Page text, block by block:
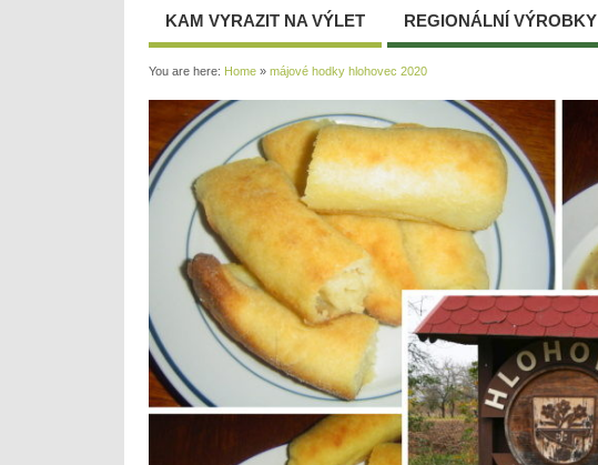
KAM VYRAZIT NA VÝLET REGIONÁLNÍ VÝROBKY
You are here: Home »májové hodky hlohovec 2020